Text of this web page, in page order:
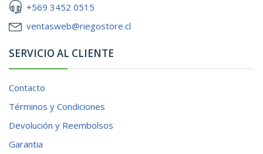
+569 3452 0515
ventasweb@riegostore.cl
SERVICIO AL CLIENTE
Contacto
Términos y Condiciones
Devolución y Reembolsos
Garantia